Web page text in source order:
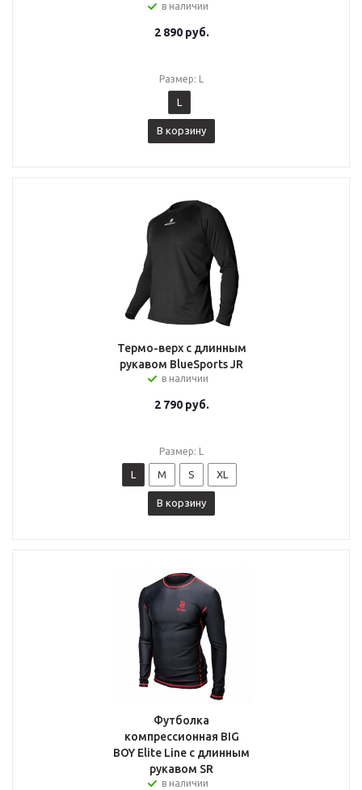
в наличии
2 890руб.
Размер: L
L
В корзину
Термо-верх с длинным
рукавом BlueSports JR
в наличии
2 790руб.
Размер: L
L M S XL
В корзину
Футболка
компрессионная BIG
BOY Elite Line с длинным
рукавом SR
в наличии